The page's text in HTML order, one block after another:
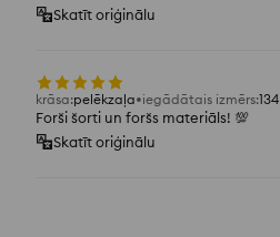
Skatīt oriģinālu
krāsa:pelēkzaļa iegādātais izmērs:134
Forši šorti un foršs materiāls! 💯
Skatīt oriģinālu